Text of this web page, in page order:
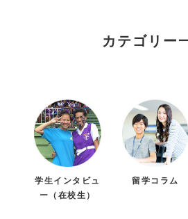
カテゴリー
学生インタビュ
ー（在校生）
留学コラム